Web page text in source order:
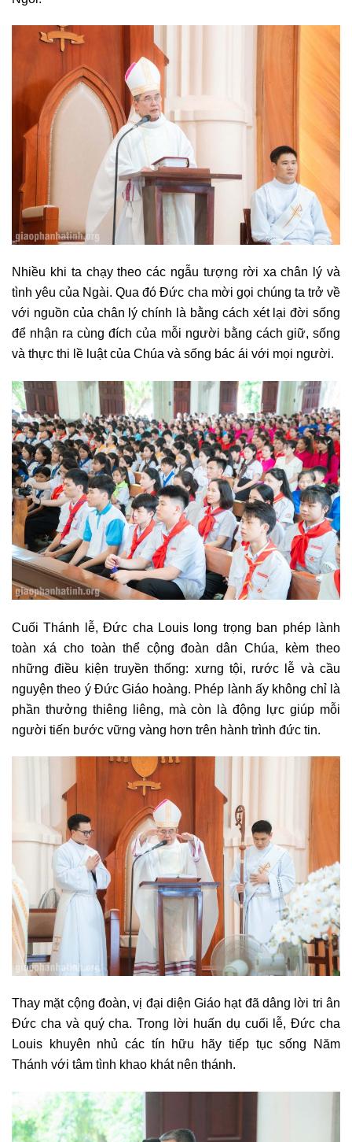
Nhiều khi ta chạy theo các ngẫu tượng rời xa chân lý và
tình yêu của Ngài. Qua đó Đức cha mời gọi chúng ta trở về
với nguồn của chân lý chính là bằng cách xét lại đời sống
để nhận ra cùng đích của mỗi người bằng cách giữ, sống
và thực thi lề luật của Chúa và sống bác ái với mọi người.
Cuối Thánh lễ, Đức cha Louis long trọng ban phép lành
toàn xá cho toàn thể cộng đoàn dân Chúa, kèm theo
những điều kiện truyền thống: xưng tội, rước lễ và cầu
nguyện theo ý Đức Giáo hoàng. Phép lành ấy không chỉ là
phần thưởng thiêng liêng, mà còn là động lực giúp mỗi
người tiến bước vững vàng hơn trên hành trình đức tin.
Thay mặt cộng đoàn, vị đại diện Giáo hạt đã dâng lời tri ân
Đức cha và quý cha. Trong lời huấn dụ cuối lễ, Đức cha
Louis khuyên nhủ các tín hữu hãy tiếp tục sống Năm
Thánh với tâm tình khao khát nên thánh.